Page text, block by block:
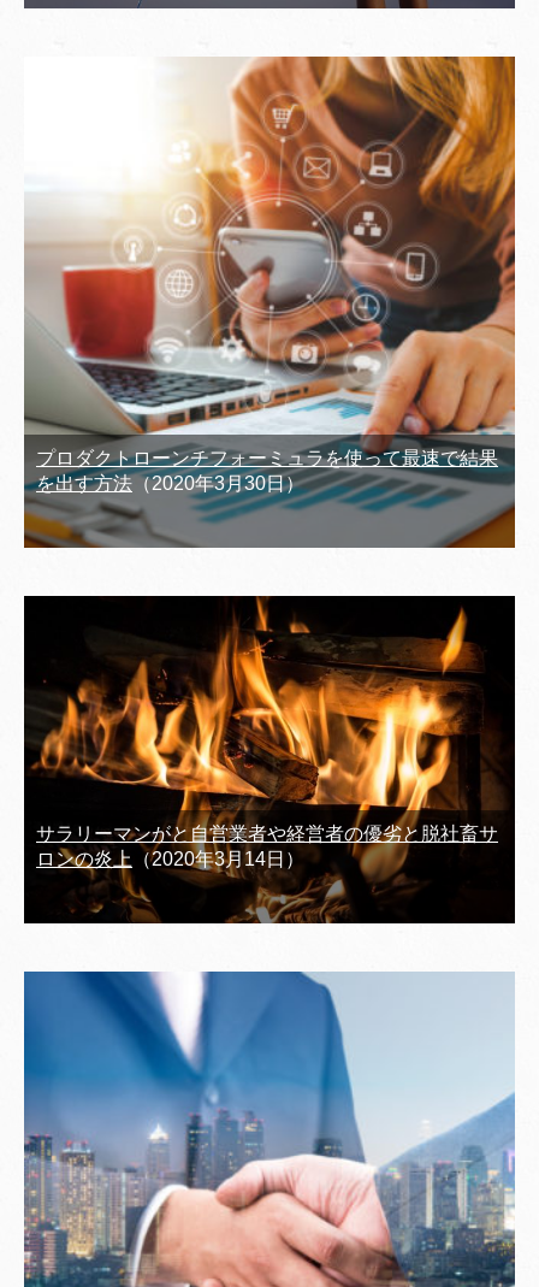
プロダクトローンチフォーミュラを使って最速で結果
を出す方法 （2020年3月30日）
サラリーマンがと自営業者や経営者の優劣と脱社畜サ
ロンの炎上
（2020年3月14日）